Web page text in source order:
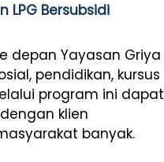
LPG Bersubsidi
depan Yayasan Griya
pendidikan, kursus
program ini dapat
klien
banyak.